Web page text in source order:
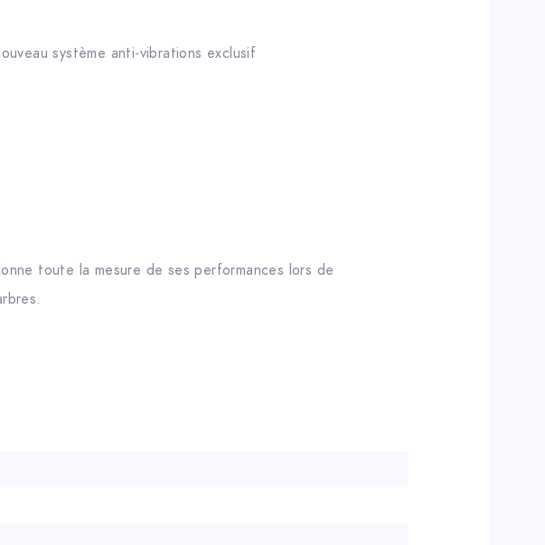
système anti-vibrations exclusif
toute la mesure de ses performances lors de